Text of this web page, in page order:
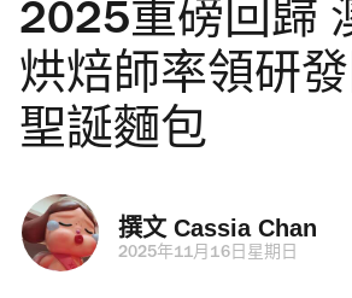
2025重磅回歸
烘焙師率領研
聖誕麵包
撰文 Cassia Chan
2025年11月16日星期日